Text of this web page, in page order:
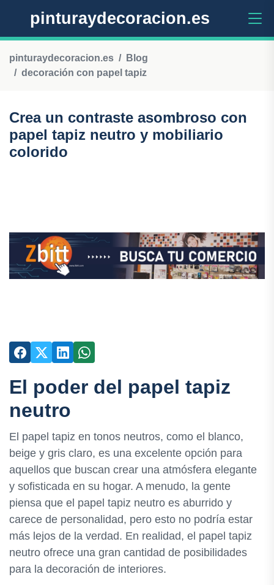
pinturaydecoracion.es
pinturaydecoracion.es
Blog
decoración con papel tapiz
Crea un contraste asombroso con
papel tapiz neutro y mobiliario
colorido
El poder del papel tapiz
neutro
El papel tapiz en tonos neutros, como el blanco,
beige y gris claro, es una excelente opción para
aquellos que buscan crear una atmósfera elegante
y sofisticada en su hogar. A menudo, la gente
piensa que el papel tapiz neutro es aburrido y
carece de personalidad, pero esto no podría estar
más lejos de la verdad. En realidad, el papel tapiz
neutro ofrece una gran cantidad de posibilidades
para la decoración de interiores.